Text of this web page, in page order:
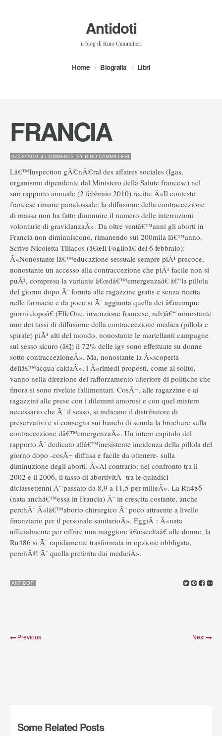
Antidoti
il blog di Rino Cammilleri
Home Biografia Libri
FRANCIA
07/03/2010 4 COMMENTS BY RINO.CAMMILLERI
Lâ€™Inspection gÃ©nÃ©ral des affaires sociales (Igas,
organismo dipendente dal Ministero della Salute francese) nel
suo rapporto annuale (2 febbraio 2010) recita: Â«Il contesto
francese rimane paradossale: la diffusione della contraccezione
di massa non ha fatto diminuire il numero delle interruzioni
volontarie di gravidanzaÂ». Da oltre ventâ€™anni gli aborti in
Francia non diminuiscono, rimanendo sui 200mila lâ€™anno.
Scrive Nicoletta Tiliacos (â€œIl Foglioâ€ del 6 febbraio):
Â«Nonostante lâ€™educazione sessuale sempre piÃ¹ precoce,
nonostante un accesso alla contraccezione che piÃ¹ facile non si
puÃ², compresa la variante â€œdâ€™emergenzaâ€ â€“la pillola
del giorno dopo Ã¨ fornita alle ragazzine gratis e senza ricetta
nelle farmacie e da poco si Ã¨ aggiunta quella dei â€œcinque
giorni dopoâ€ (ElleOne, invenzione francese, ndr)â€“ nonostante
uno dei tassi di diffusione della contraccezione medica (pillola e
spirale) piÃ¹ alti del mondo, nonostante le martellanti campagne
sul sesso sicuro (â€¦) il 72% delle igv sono effettuate su donne
sotto contraccezioneÂ». Ma, nonostante la Â«scoperta
dellâ€™acqua caldaÂ», i Â«rimedi proposti, come al solito,
vanno nella direzione del rafforzamento ulteriore di politiche che
finora si sono rivelate fallimentari. CosÃ¬, alle ragazzine e ai
ragazzini alle prese con i dilemmi amorosi e con quel mistero
necessario che Ã¨ il sesso, si indicano il distributore di
preservativi e si consegna sui banchi di scuola la brochure sulla
contraccezione dâ€™emergenzaÂ». Un intero capitolo del
rapporto Ã¨ dedicato allâ€™inesistente incidenza della pillola del
giorno dopo -cosÃ¬ diffusa e facile da ottenere- sulla
diminuzione degli aborti. Â«Al contrario: nel confronto tra il
2002 e il 2006, il tasso di abortivitÃ tra le quindici-
diciassettenni Ã¨ passato da 8,9 a 11,5 per milleÂ». La Ru486
(nata anchâ€™essa in Francia) Ã¨ in crescita costante, anche
perchÃ¨ Â«lâ€™aborto chirurgico Ã¨ poco attraente a livello
finanziario per il personale sanitarioÂ». EggiÃ : Â«nata
ufficialmente per offrire una maggiore â€œsceltaâ€ alle donne, la
Ru486 si Ã¨ rapidamente trasformata in opzione obbligata,
perchÃ© Ã¨ quella preferita dai mediciÂ».
ANTIDOTI
Previous Next
Some Related Posts